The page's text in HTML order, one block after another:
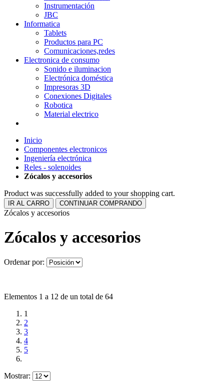
Instrumentación
JBC
Informatica
Tablets
Productos para PC
Comunicaciones,redes
Electronica de consumo
Sonido e iluminacion
Electrónica doméstica
Impresoras 3D
Conexiones Digitales
Robotica
Material electrico
Inicio
Componentes electronicos
Ingeniería electrónica
Reles - solenoides
Zócalos y accesorios
Product was successfully added to your shopping cart.
IR AL CARRO CONTINUAR COMPRANDO
Zócalos y accesorios
Zócalos y accesorios
Ordenar por:
Elementos 1 a 12 de un total de 64
1
2
3
4
5
Mostrar: